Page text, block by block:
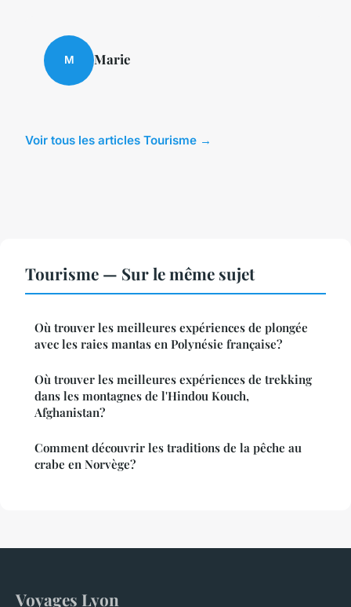
M Marie
Voir tous les articles Tourisme →
Tourisme — Sur le même sujet
Où trouver les meilleures expériences de plongée
avec les raies mantas en Polynésie française?
Où trouver les meilleures expériences de trekking
dans les montagnes de l'Hindou Kouch,
Afghanistan?
Comment découvrir les traditions de la pêche au
crabe en Norvège?
Voyages Lyon